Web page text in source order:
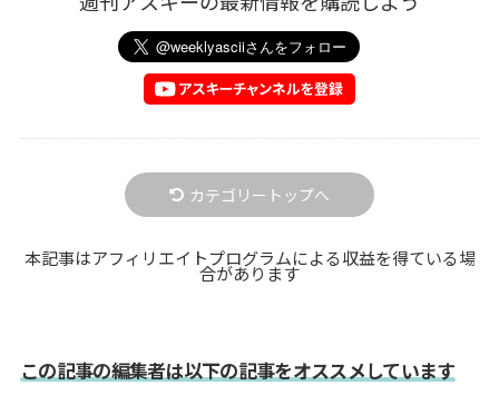
カテゴリートップへ
本記事はアフィリエイトプログラムによる収益を得ている場
合があります
この記事の編集者は以下の記事をオススメしています